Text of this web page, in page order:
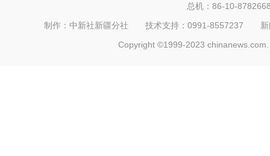
总机：86-10-
制作：中新社新疆分社 技术支持：0991-8557237
Copyright ©1999-2023